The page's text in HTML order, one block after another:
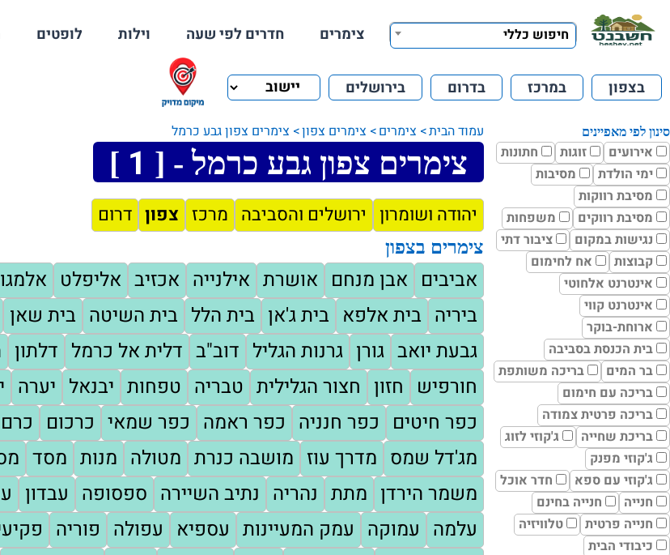
חיפוש כללי צימרים חדרים לפי שעה וילות לופטים
בצפון במרכז בדרום בירושלים
סינון לפי מאפיינים
אירועים זוגות
חתונות
ימי הולדת
מסיבות
מסיבת רווקות
מסיבת רווקים
משפחות
נגישות במקום
ציבור דתי
קבוצות
אח לחימום
אינטרנט אלחוטי
אינטרנט קווי
ארוחת-בוקר
בית הכנסת בסביבה
בר המים
בריכה משותפת
בריכה עם חימום
בריכה פרטית צמודה
בריכת שחייה
ג'קוזי לזוג
ג'קוזי מפנק
ג'קוזי עם ספא
חדר אוכל
חנייה
חנייה בחינם
חנייה פרטית
טלוויזיה
כיבודי הבית
עמוד הבית צימרים צימרים צפון צימרים צפון גבע כרמל
צימרים צפון גבע כרמל - [ 1
]
יהודה ושומרון ירושלים והסביבה מרכז צפון דרום
צימרים בצפון
אביבים אבן מנחם אושרת אילנייה אכזיב אליפלט
ביריה בית אלפא בית ג'אן בית הלל בית השיטה בית שאן
גבעת יואב גורן גרנות הגליל דוב"ב דלית אל כרמל דלתון
חורפיש חזון חצור הגלילית טבריה טפחות יבנאל יערה
כפר חיטים כפר חנניה כפר ראמה כפר שמאי כרכום
מג'דל שמס מדרך עוז מושבה כנרת מטולה מנות מסד
משמר הירדן מתת נהריה נתיב השיירה ספסופה עבדון
עלמה עמוקה עמק המעיינות עספיא עפולה פוריה